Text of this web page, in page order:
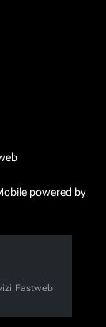
powered by
Fastweb